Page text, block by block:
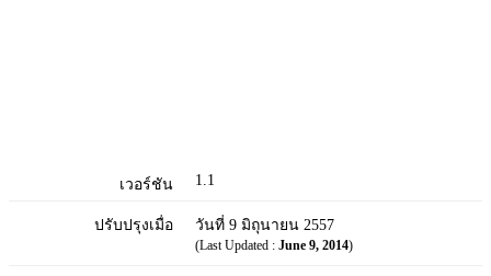
เวอร์ชัน 1.1
ปรับปรุงเมื่อ วันที่ 9 มิถุนายน 2557
(Last Updated : June 9, 2014)